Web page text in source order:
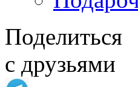
Поделиться
с друзьями